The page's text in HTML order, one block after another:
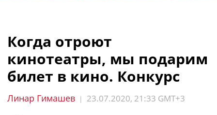
Когда отроют
кинотеатры, мы подарим
билет в кино. Конкурс
Линар Гимашев | 23.07.2020, 21:33 GMT+3